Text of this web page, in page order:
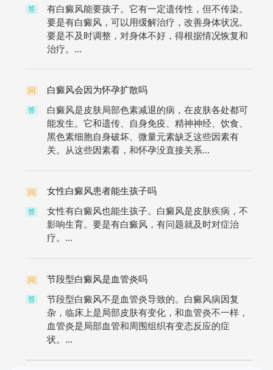
答
有白癜风能要孩子。它有一定遗传性，但不传染。
要是有白癜风，可以用缓解治疗，改善身体状况。
要是不及时调整，对身体不好，得根据情况恢复和
治疗。...
问 白癜风会因为怀孕扩散吗
答
白癜风是皮肤局部色素减退的病，在皮肤各处都可
能发生。它和遗传、自身免疫、精神神经、饮食、
黑色素细胞自身破坏、微量元素缺乏这些因素有
关。从这些因素看，和怀孕没直接关系...
问 女性白癜风患者能生孩子吗
答
女性有白癜风也能生孩子。白癜风是皮肤疾病，不
影响生育。要是有白癜风，有问题就及时对症治
疗。...
问 节段型白癜风是血管炎吗
答
节段型白癜风不是血管炎导致的。白癜风病因复
杂，临床上是局部皮肤有变化，和血管炎不一样，
血管炎是局部血管和周围组织有变态反应的症
状。...